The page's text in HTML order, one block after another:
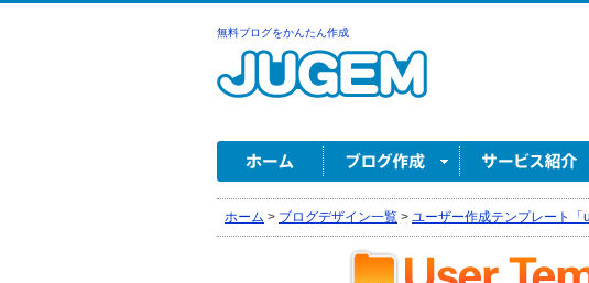
無料ブログをかんたん作成
ホーム > ブログデザイン一覧 > ユーザー作成テンプレート「